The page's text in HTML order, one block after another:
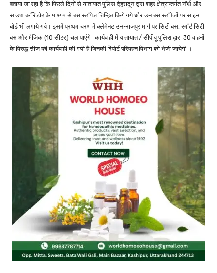
बताया जा रहा है कि पिछले दिनों से यातायात पुलिस देहरादून द्वारा शहर क्षेत्रान्तर्गत नॉर्थ और
साउथ कॉरिडोर के माध्यम से बस स्टॉपेज चिन्हित किये गये और उन बस स्टॉपेजों पर साइन
बोर्ड भी लगाये गये। इसमें प्रथम चरण में क्लेमेनटाउन-राजपुर मार्ग पर सिटी बस, स्मॉर्ट सिटी
बस और मैजिक (10 सीटर) चल पाएंगे।कार्यवाही में यातायात / सीपीयू पुलिस द्वारा 30 वाहनों
के विरुद्ध सीज की कार्यवाही की गयी है जिनकी रिपोर्ट परिवहन विभाग को भेजी जायेगी ।